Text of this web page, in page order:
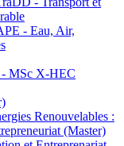
- Eau, Air,
- MSc X-HEC
Renouvelables :
(Master)